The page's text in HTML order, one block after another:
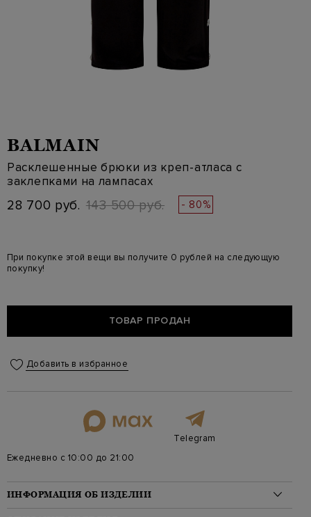
BALMAIN
Расклешенные брюки из креп-атласа с
заклепками на лампасах
28 700 руб. 143 500 руб. - 80%
При покупке этой вещи вы получите 0 рублей на следующую
покупку!
ТОВАР ПРОДАН
Добавить в избранное
Telegram
Ежедневно с 10:00 до 21:00
ИНФОРМАЦИЯ ОБ ИЗДЕЛИИ